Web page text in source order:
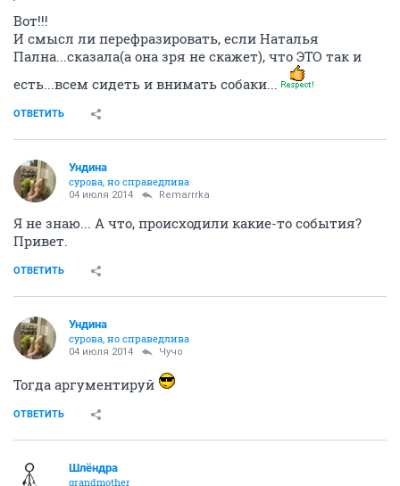
Вот!!!
И смысл ли перефразировать, если Наталья
Пална...сказала(а она зря не скажет), что ЭТО так и
есть...всем сидеть и внимать собаки...
ОТВЕТИТЬ
Ундинa
сурова, но справедлива
04 июля 2014 Remarrrka
Я не знаю... А что, происходили какие-то события?
Привет.
ОТВЕТИТЬ
Ундинa
сурова, но справедлива
04 июля 2014 Чучо
Тогда аргументируй
ОТВЕТИТЬ
Шлёндра
grandmother